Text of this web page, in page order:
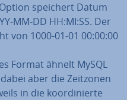
speichert Datum
MM-DD HH:MI:SS. Der
von 1000-01-01 00:00:00
Format ähnelt MySQL
aber die Zeitzonen
in die ko­or­di­nier­te